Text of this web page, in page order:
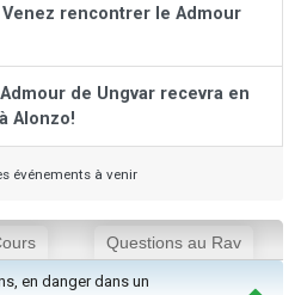
Venez rencontrer le Admour
Admour de Ungvar recevra en
Alonzo!
événements à venir
Questions au Rav
en danger dans un